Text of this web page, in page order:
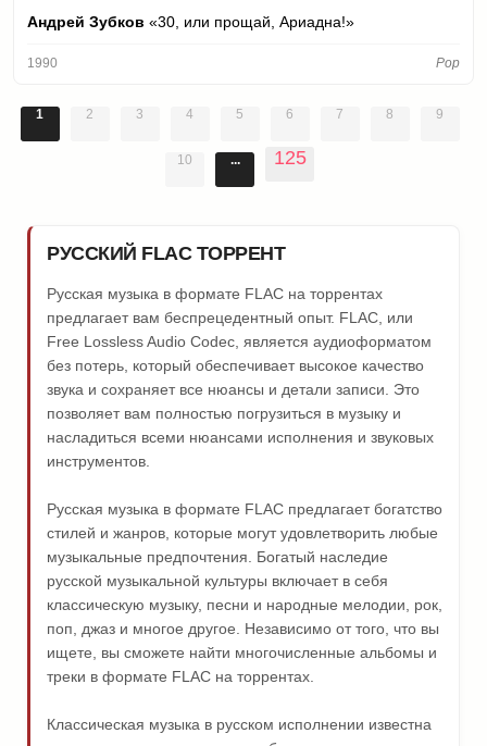
Андрей Зубков «30, или прощай, Ариадна!»
1990 Pop
1 2 3 4 5 6 7 8 9
10 ... 125
РУССКИЙ FLAC ТОРРЕНТ
Русская музыка в формате FLAC на торрентах
предлагает вам беспрецедентный опыт. FLAC, или
Free Lossless Audio Codec, является аудиоформатом
без потерь, который обеспечивает высокое качество
звука и сохраняет все нюансы и детали записи. Это
позволяет вам полностью погрузиться в музыку и
насладиться всеми нюансами исполнения и звуковых
инструментов.
Русская музыка в формате FLAC предлагает богатство
стилей и жанров, которые могут удовлетворить любые
музыкальные предпочтения. Богатый наследие
русской музыкальной культуры включает в себя
классическую музыку, песни и народные мелодии, рок,
поп, джаз и многое другое. Независимо от того, что вы
ищете, вы сможете найти многочисленные альбомы и
треки в формате FLAC на торрентах.
Классическая музыка в русском исполнении известна